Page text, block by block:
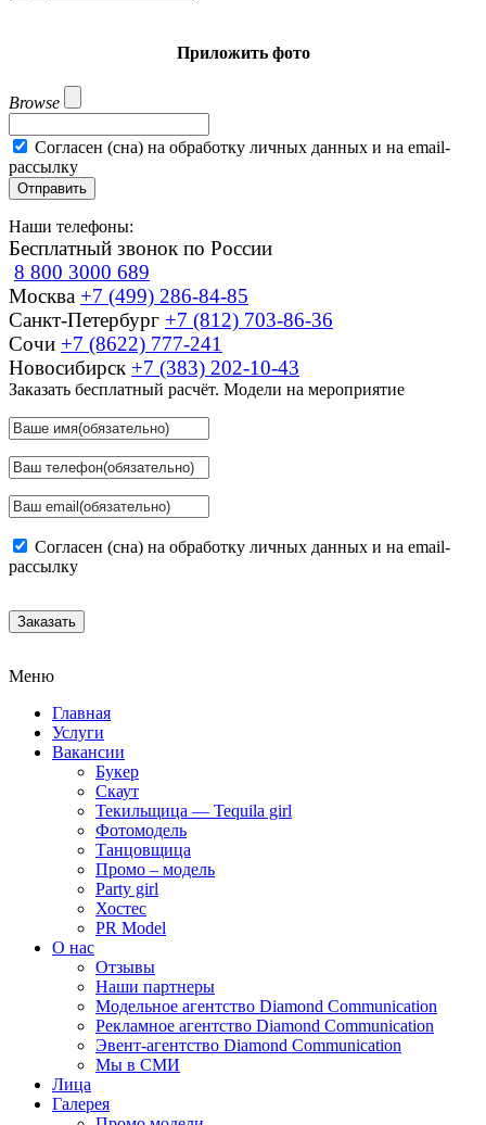
Приложить фото
Browse
Согласен (сна) на обработку личных данных и на email-
рассылку
Отправить
Наши телефоны:
Бесплатный звонок по России
8 800 3000 689
Москва +7 (499) 286-84-85
Санкт-Петербург +7 (812) 703-86-36
Сочи +7 (8622) 777-241
Новосибирск +7 (383) 202-10-43
Заказать бесплатный расчёт. Модели на мероприятие
Согласен (сна) на обработку личных данных и на email-
рассылку
Заказать
Меню
Главная
Услуги
Вакансии
Букер
Скаут
Текильщица — Tequila girl
Фотомодель
Танцовщица
Промо – модель
Party girl
Хостес
PR Model
О нас
Отзывы
Наши партнеры
Модельное агентство Diamond Communication
Рекламное агентство Diamond Communication
Эвент-агентство Diamond Communication
Мы в СМИ
Лица
Галерея